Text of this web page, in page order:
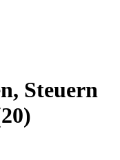
Steuern